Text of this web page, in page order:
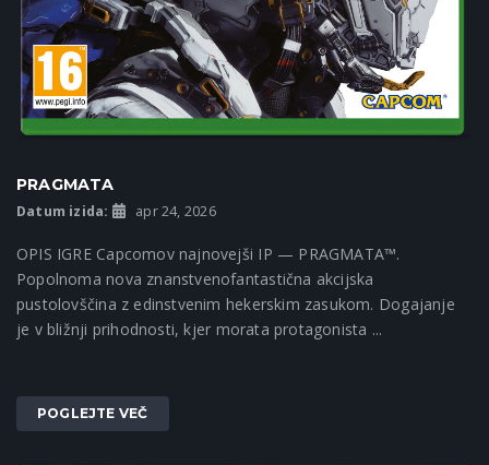
PRAGMATA
Datum izida: apr 24, 2026
OPIS IGRE Capcomov najnovejši IP — PRAGMATA™.
Popolnoma nova znanstvenofantastična akcijska
pustolovščina z edinstvenim hekerskim zasukom. Dogajanje
je v bližnji prihodnosti, kjer morata protagonista ...
POGLEJTE VEČ